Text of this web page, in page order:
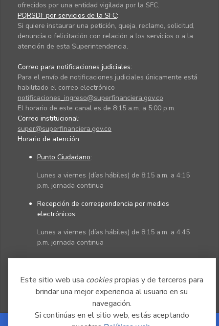
Este sitio web usa cookiespropias y de terceros para
brindar una mejor experiencia al usuario en su
navegación.
Si continúas en el sitio web, estás aceptando
ofrecidos por una entidad vigilada por la SFC.
PQRSDF por servicios de la SFC:
Si quiere instaurar una petición, queja, reclamo, solicitud,
denuncia o felicitación con relación a los servicios o a la
atención de esta Superintendencia.
Correo para notificaciones judiciales:
Para el envío de notificaciones judiciales únicamente está
habilitado el correo electrónico
notificaciones_ingreso@superfinanciera.gov.co
El horario de este canal es de 8:15 a.m. a 5:00 p.m.
Correo institucional:
super@superfinanciera.gov.co
Horario de atención
Punto Ciudadano:
Lunes a viernes (días hábiles) de 8:15 a.m. a 4:15
p.m. jornada continua
Recepción de correspondencia por medios
electrónicos:
Lunes a viernes (días hábiles) de 8:15 a.m. a 4:45
p.m. jornada continua